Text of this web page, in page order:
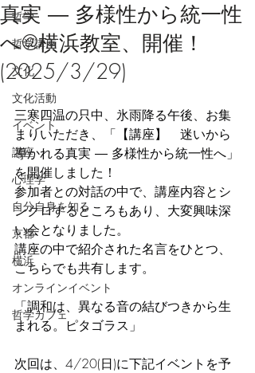
哲学
哲学講座
文化
文化活動
イベント
講座
心理学
自分自身を知る
京都
横浜
オンラインイベント
哲学カフェ
真実 ― 多様性から統一性
へ@横浜教室、開催！
(2025/3/29)
三寒四温の只中、氷雨降る午後、お集
まりいただき、「【講座】　迷いから
導かれる真実 ― 多様性から統一性へ」
を開催しました！
参加者との対話の中で、講座内容とシ
ンクロするところもあり、大変興味深
い会となりました。
講座の中で紹介された名言をひとつ、
こちらでも共有します。
「調和は、異なる音の結びつきから生
まれる。ピタゴラス」
次回は、4/20(日)に下記イベントを予